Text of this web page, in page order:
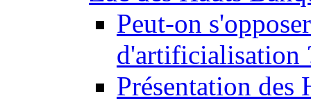
Peut-on
d'artificialisation
Présentation des